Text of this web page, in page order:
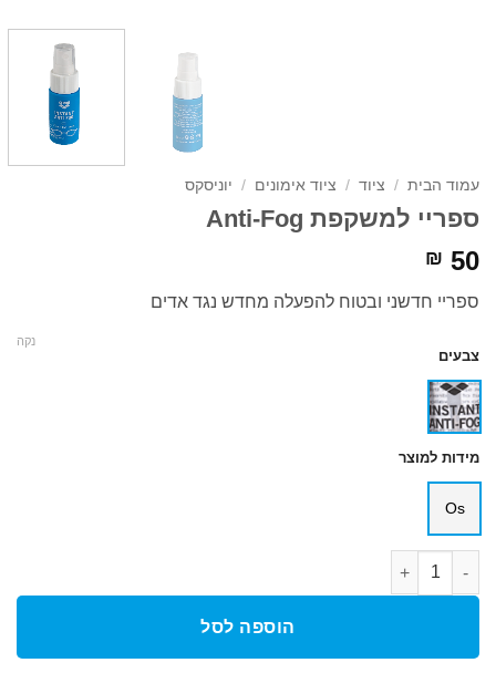
עמוד הבית / ציוד / ציוד אימונים / יוניסקס
ספריי למשקפת Anti-Fog
₪ 50
ספריי חדשני ובטוח להפעלה מחדש נגד אדים
צבעים
מידות למוצר
Os
נקה
כמות של ספריי למשקפת Anti-Fog
הוספה לסל